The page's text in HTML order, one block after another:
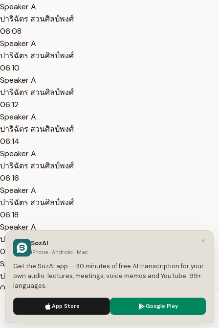
Speaker A
ปาริฉัตร สวนศิลป์พงศ์
06:08
Speaker A
ปาริฉัตร สวนศิลป์พงศ์
06:10
Speaker A
ปาริฉัตร สวนศิลป์พงศ์
06:12
Speaker A
ปาริฉัตร สวนศิลป์พงศ์
06:14
Speaker A
ปาริฉัตร สวนศิลป์พงศ์
06:16
Speaker A
ปาริฉัตร สวนศิลป์พงศ์
06:18
Speaker A
ปาริฉัตร สวนศิลป์พงศ์
06:20
Speaker A
ปาริฉัตร สวนศิลป์พงศ์
06:22
Speaker A
ปาริฉัตร สวนศิลป์พงศ์
06:24
We use cookies to enhance your experience.
×
SozAI
iPhone · Android · Mac
Get the SozAI app — 30 minutes of free AI transcription for your
own audio: lectures, meetings, voice memos and YouTube. 99+
languages.
App Store Google Play